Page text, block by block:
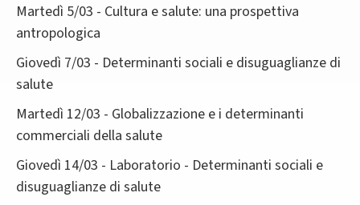
Martedì 5/03 - Cultura e salute: una prospettiva
antropologica
Giovedì 7/03 - Determinanti sociali e disuguaglianze di
salute
Martedì 12/03 - Globalizzazione e i determinanti
commerciali della salute
Giovedì 14/03 - Laboratorio - Determinanti sociali e
disuguaglianze di salute